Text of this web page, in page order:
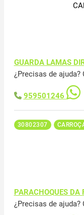
GUARDA LAMAS
¿Precisas de
959501246
30802307
PARACHOQUES DA
¿Precisas de